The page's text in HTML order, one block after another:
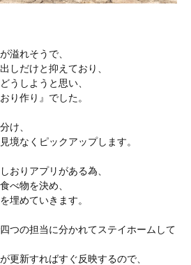
溢れそうで、
しだけと抑えており、
うしようと思い、
り作り』でした。
け、
境なくピックアップします。
おりアプリがある為、
べ物を決め、
埋めていきます。
つの担当に分かれてステイホームして
更新すればすぐ反映するので、